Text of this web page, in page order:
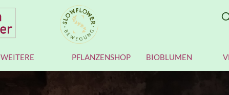
PFLANZENSHOP BIOBLUMEN
WEITERE